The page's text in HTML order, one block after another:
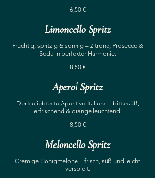
6,50 €
Limoncello Spritz
Fruchtig, spritzig & sonnig – Zitrone, Prosecco &
Soda in perfekter Harmonie.
8,50 €
Aperol Spritz
Der beliebteste Aperitivo Italiens – bittersüß,
erfrischend & orange leuchtend.
8,50 €
Meloncello Spritz
Cremige Honigmelone – frisch, süß und leicht
verspielt.